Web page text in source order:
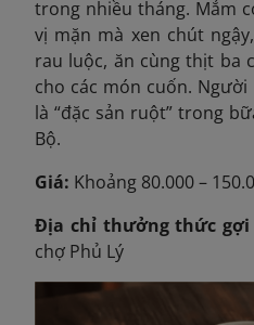
trong nhiều tháng. Mắm
vị mặn mà xen chút
rau luộc, ăn cùng thịt ba
cho các món cuốn.
là “đặc sản ruột” trong
Bộ.
Giá: Khoảng 80.000 –
Địa chỉ thưởng thức gợi
chợ Phủ Lý